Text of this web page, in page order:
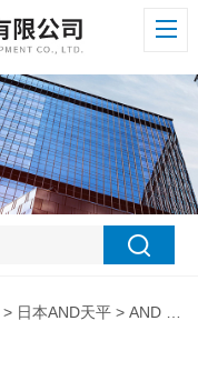
> 日本AND天平 > AND 防水天平AND FX2000IWP防水进口天平,艾安得仪器*电子天平